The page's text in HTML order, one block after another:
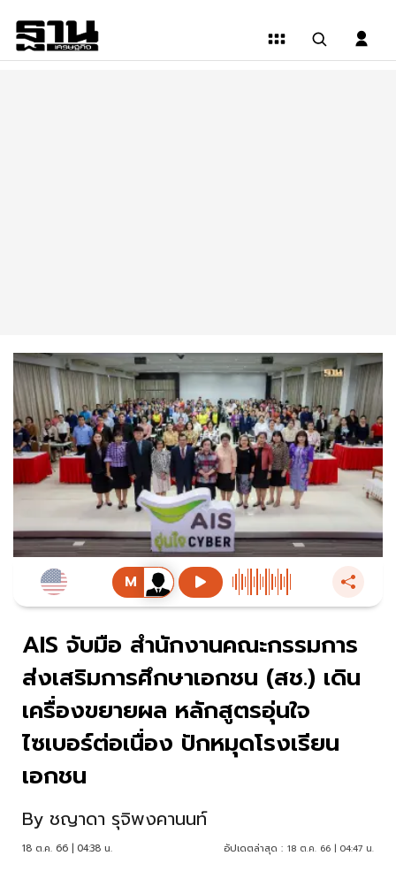
AIS จับมือ สำนักงานคณะกรรมการ
ส่งเสริมการศึกษาเอกชน (สช.) เดิน
เครื่องขยายผล หลักสูตรอุ่นใจ
ไซเบอร์ต่อเนื่อง ปักหมุดโรงเรียน
เอกชน
By ชญาดา รุจิพงคานนท์
18 ต.ค. 66 | 04:38 น. อัปเดตล่าสุด : 18 ต.ค. 66 | 04:47 น.